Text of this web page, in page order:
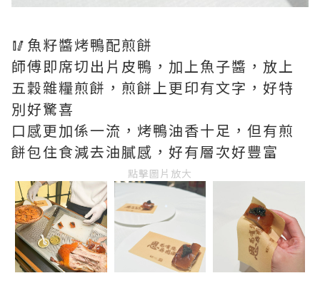
🥢魚籽醬烤鴨配煎餅
師傅即席切出片皮鴨，加上魚子醬，放上
五穀雜糧煎餅，煎餅上更印有文字，好特
別好驚喜
口感更加係一流，烤鴨油香十足，但有煎
餅包住食減去油膩感，好有層次好豐富
點擊圖片放大